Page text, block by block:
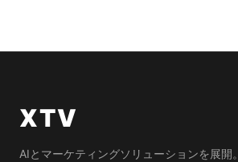
XTV
AIとマーケティングソリューションを展開。